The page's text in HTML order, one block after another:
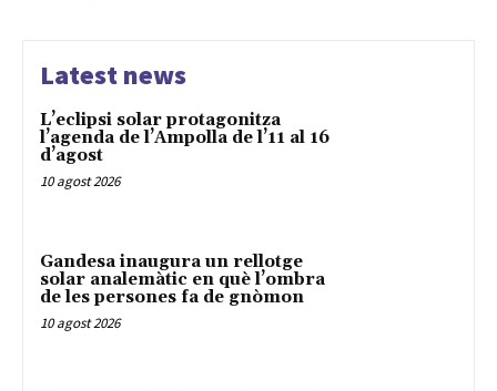
Latest news
L’eclipsi solar protagonitza
l’agenda de l’Ampolla de l’11 al 16
d’agost
10 agost 2026
Gandesa inaugura un rellotge
solar analemàtic en què l’ombra
de les persones fa de gnòmon
10 agost 2026